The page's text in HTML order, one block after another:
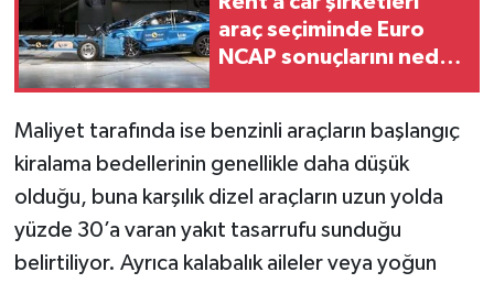
araç seçiminde Euro
NCAP sonuçlarını neden
Maliyet tarafında ise benzinli araçların başlangıç
kiralama bedellerinin genellikle daha düşük
olduğu, buna karşılık dizel araçların uzun yolda
yüzde 30’a varan yakıt tasarrufu sunduğu
belirtiliyor. Ayrıca kalabalık aileler veya yoğun